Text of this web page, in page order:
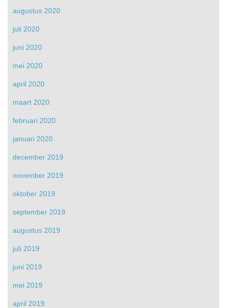
augustus 2020
juli 2020
juni 2020
mei 2020
april 2020
maart 2020
februari 2020
januari 2020
december 2019
november 2019
oktober 2019
september 2019
augustus 2019
juli 2019
juni 2019
mei 2019
april 2019